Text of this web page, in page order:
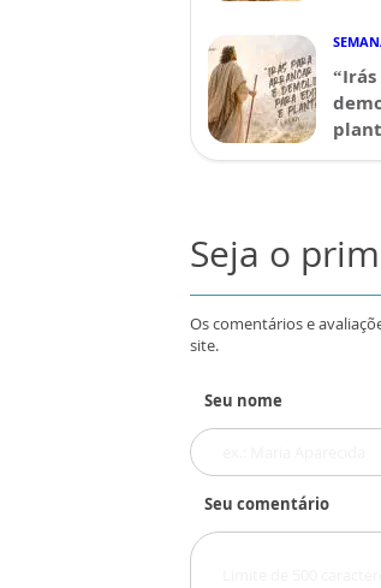
Seja o
Os comentários e
site.
Seu nome
Seu comentário